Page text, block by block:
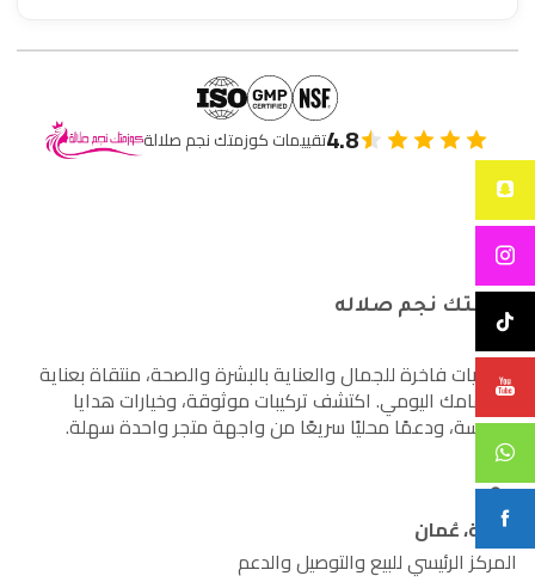
4.8تقييمات كوزمتك نجم صلالة
كوزمتك نجم صلاله
أساسيات فاخرة للجمال والعناية بالبشرة والصحة، منتقاة بعناية
لاهتمامك اليومي. اكتشف تركيبات موثوقة، وخيارات هدايا
مدروسة، ودعمًا محليًا سريعًا من واجهة متجر واحدة سهلة.
صلالة، عُمان
المركز الرئيسي للبيع والتوصيل والدعم